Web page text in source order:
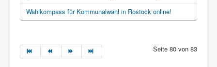
Wahlkompass für Kommunalwahl in Rostock online!
Seite 80 von 83